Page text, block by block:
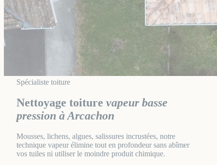
Spécialiste toiture
Nettoyage toiture vapeur basse
pression à Arcachon
Mousses, lichens, algues, salissures incrustées, notre
technique vapeur élimine tout en profondeur sans abîmer
vos tuiles ni utiliser le moindre produit chimique.